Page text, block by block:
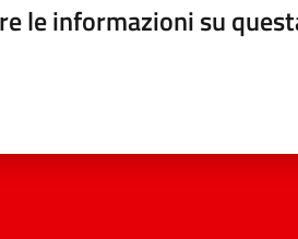
le informazioni su